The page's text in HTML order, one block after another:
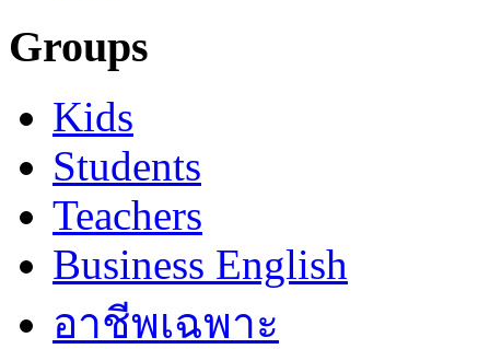
Groups
Kids
Students
Teachers
Business English
อาชีพเฉพาะ